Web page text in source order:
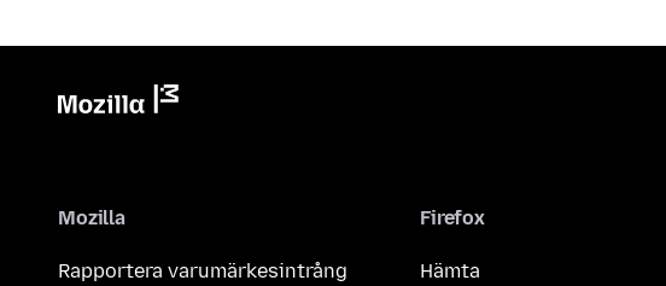
Mozilla
Rapportera varumärkesintrång
Firefox
Hämta